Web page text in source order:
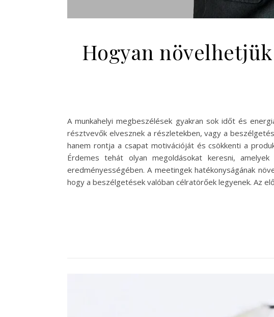
Hogyan
A munkahelyi megbeszélések gyakran sok időt és
résztvevők elvesznek a részletekben, vagy a
hanem rontja a csapat motivációját és csökkenti a
Érdemes tehát olyan megoldásokat keresni,
eredményességében. A meetingek hatékonyságának
hogy a beszélgetések valóban célratörőek legyenek. Az